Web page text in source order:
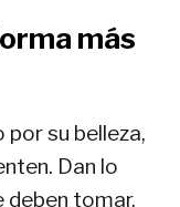
más
su belleza,
Dan lo
deben tomar.